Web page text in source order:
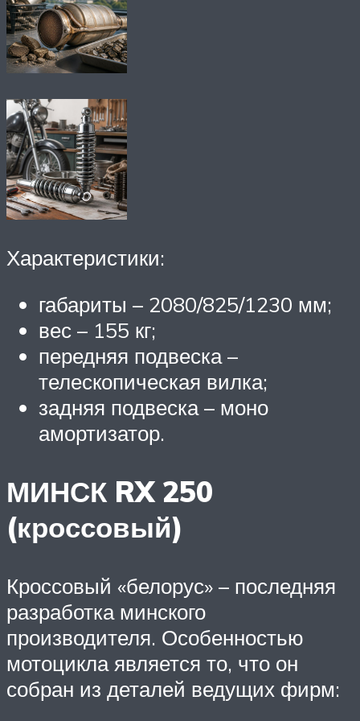
Характеристики:
габариты – 2080/825/1230 мм;
вес – 155 кг;
передняя подвеска –
телескопическая вилка;
задняя подвеска – моно
амортизатор.
МИНСК RX 250
(кроссовый)
Кроссовый «белорус» – последняя
разработка минского
производителя. Особенностью
мотоцикла является то, что он
собран из деталей ведущих фирм: